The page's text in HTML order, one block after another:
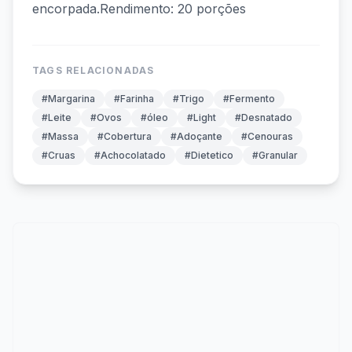
encorpada.Rendimento: 20 porções
TAGS RELACIONADAS
#Margarina #Farinha #Trigo
#Fermento
#Leite
#Ovos #óleo #Light
#Desnatado
#Massa
#Cobertura #Adoçante
#Cenouras
#Cruas
#Achocolatado #Dietetico #Granular